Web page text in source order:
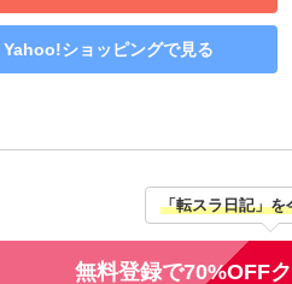
Yahoo!ショッピングで見る
「転スラ日記」を
無料登録で70%OFF